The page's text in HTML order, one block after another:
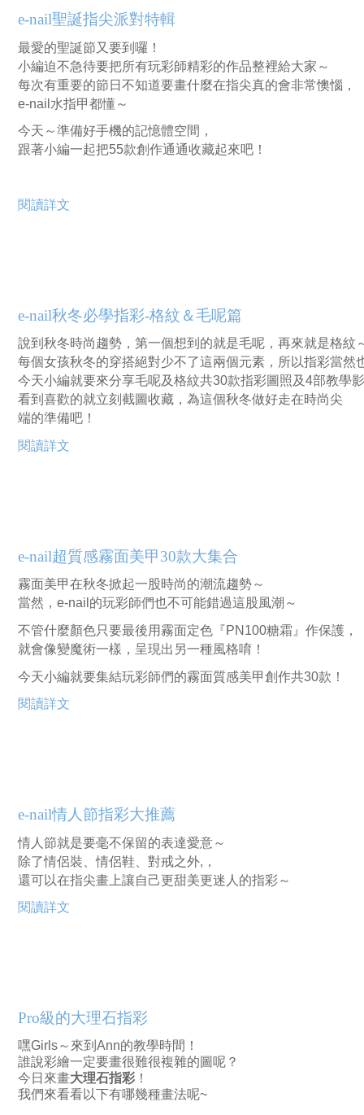
e-nail聖誕指尖派對特輯
最愛的聖誕節又要到囉！
小編迫不急待要把所有玩彩師精彩的作品整裡給大家～
每次有重要的節日不知道要畫什麼在指尖真的會非常懊惱，
e-nail水指甲都懂～
今天～準備好手機的記憶體空間，
跟著小編一起把55款創作通通收藏起來吧！
閱讀詳文
e-nail秋冬必學指彩-格紋＆毛呢篇
說到秋冬時尚趨勢，第一個想到的就是毛呢，再來就是格紋
每個女孩秋冬的穿搭絕對少不了這兩個元素，所以指彩當然
今天小編就要來分享毛呢及格紋共30款指彩圖照及4部教學
看到喜歡的就立刻截圖收藏，為這個秋冬做好走在時尚尖
端的準備吧！
閱讀詳文
e-nail超質感霧面美甲30款大集合
霧面美甲在秋冬掀起一股時尚的潮流趨勢～
當然，e-nail的玩彩師們也不可能錯過這股風潮～
不管什麼顏色只要最後用霧面定色『PN100糖霜』作保護，
就會像變魔術一樣，呈現出另一種風格唷！
今天小編就要集結玩彩師們的霧面質感美甲創作共30款！
閱讀詳文
e-nail情人節指彩大推薦
情人節就是要毫不保留的表達愛意～
除了情侶裝、情侶鞋、對戒之外,，
還可以在指尖畫上讓自己更甜美更迷人的指彩～
閱讀詳文
Pro級的大理石指彩
嘿Girls～來到Ann的教學時間！
誰說彩繪一定要畫很難很複雜的圖呢？
今日來畫大理石指彩 ！
我們來看看以下有哪幾種畫法呢~